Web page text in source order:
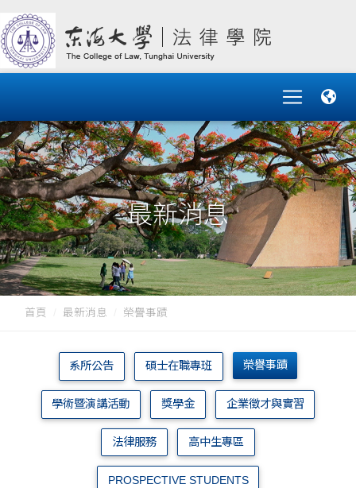
最新消息
首頁 最新消息 榮譽事蹟
系所公告 碩士在職專班 榮譽事蹟
學術暨演講活動 獎學金 企業徵才與實習
法律服務 高中生專區
PROSPECTIVE STUDENTS